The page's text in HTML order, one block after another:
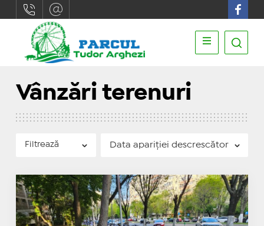
Vânzări terenuri
Filtrează